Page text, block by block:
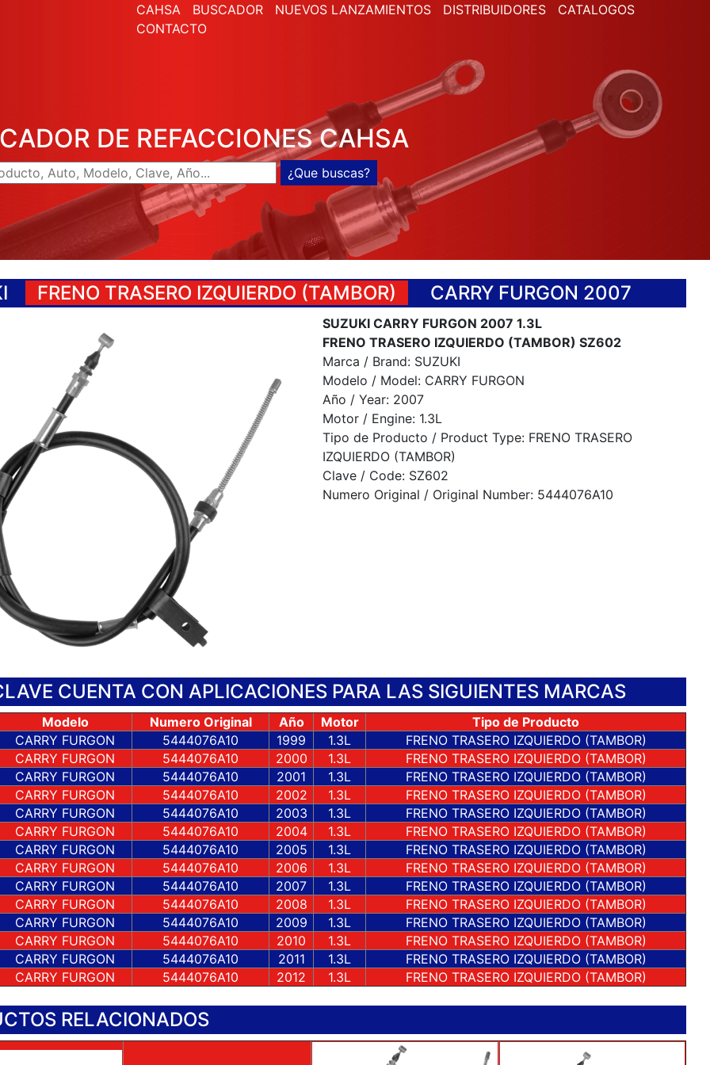
CAHSA BUSCADOR NUEVOS LANZAMIENTOS DISTRIBUIDORES
CATALOGOS
CONTACTO
DE REFACCIONES CAHSA
FRENO TRASERO IZQUIERDO (TAMBOR) CARRY FURGON 2007
SUZUKI CARRY FURGON 2007 1.3L
FRENO TRASERO IZQUIERDO (TAMBOR) SZ602
Marca / Brand: SUZUKI
Modelo / Model: CARRY FURGON
Año / Year: 2007
Motor / Engine: 1.3L
Tipo de Producto / Product Type: FRENO TRASERO
IZQUIERDO (TAMBOR)
Clave / Code: SZ602
Numero Original / Original Number: 5444076A10
CUENTA CON APLICACIONES PARA LAS SIGUIENTES MARCAS
Modelo Numero Original Año Motor
Tipo de Producto
CARRY FURGON
5444076A10 1999 1.3L
FRENO TRASERO IZQUIERDO (TAMBOR)
CARRY FURGON
5444076A10 2000 1.3L
FRENO TRASERO IZQUIERDO (TAMBOR)
CARRY FURGON
5444076A10 2001 1.3L
FRENO TRASERO IZQUIERDO (TAMBOR)
CARRY FURGON
5444076A10 2002 1.3L
FRENO TRASERO IZQUIERDO (TAMBOR)
CARRY FURGON
5444076A10 2003 1.3L
FRENO TRASERO IZQUIERDO (TAMBOR)
CARRY FURGON
5444076A10 2004 1.3L
FRENO TRASERO IZQUIERDO (TAMBOR)
CARRY FURGON
5444076A10 2005 1.3L
FRENO TRASERO IZQUIERDO (TAMBOR)
CARRY FURGON
5444076A10 2006 1.3L
FRENO TRASERO IZQUIERDO (TAMBOR)
CARRY FURGON
5444076A10 2007 1.3L
FRENO TRASERO IZQUIERDO (TAMBOR)
CARRY FURGON
5444076A10 2008 1.3L
FRENO TRASERO IZQUIERDO (TAMBOR)
CARRY FURGON
5444076A10 2009 1.3L
FRENO TRASERO IZQUIERDO (TAMBOR)
CARRY FURGON
5444076A10 2010 1.3L
FRENO TRASERO IZQUIERDO (TAMBOR)
CARRY FURGON
5444076A10 2011 1.3L
FRENO TRASERO IZQUIERDO (TAMBOR)
CARRY FURGON
5444076A10 2012 1.3L FRENO TRASERO IZQUIERDO (TAMBOR)
RELACIONADOS